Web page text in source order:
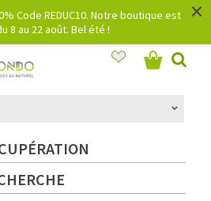
Code REDUC10. Notre boutique est
8 au 22 août. Bel été !
×